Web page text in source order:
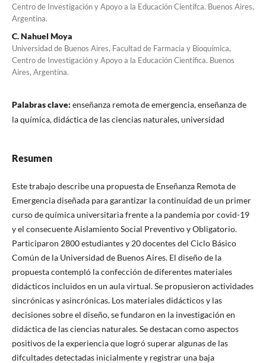
Centro de Investigación y Apoyo a la Educación Científca. Buenos Aires,
Argentina.
C. Nahuel Moya
Universidad de Buenos Aires, Facultad de Farmacia y Bioquímica,
Centro de Investigación y Apoyo a la Educación Científica. Buenos
Aires, Argentina.
Palabras clave: enseñanza remota de emergencia, enseñanza de
la química, didáctica de las ciencias naturales, universidad
Resumen
Este trabajo describe una propuesta de Enseñanza Remota de
Emergencia diseñada para garantizar la continuidad de un primer
curso de química universitaria frente a la pandemia por covid-19
y el consecuente Aislamiento Social Preventivo y Obligatorio.
Participaron 2800 estudiantes y 20 docentes del Ciclo Básico
Común de la Universidad de Buenos Aires. El diseño de la
propuesta contempló la confección de diferentes materiales
didácticos incluidos en un aula virtual. Se propusieron actividades
sincrónicas y asincrónicas. Los materiales didácticos y las
decisiones sobre el diseño, se fundaron en la investigación en
didáctica de las ciencias naturales. Se destacan como aspectos
positivos de la experiencia que logró superar algunas de las
difcultades detectadas inicialmente y registrar una baja